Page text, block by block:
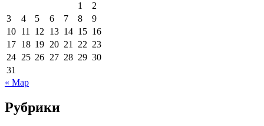
1
2
3
4 5 6 7 8
9
10 11 12 13 14 15 16
17 18 19 20 21 22 23
24 25 26 27 28 29 30
31
« Мар
Рубрики